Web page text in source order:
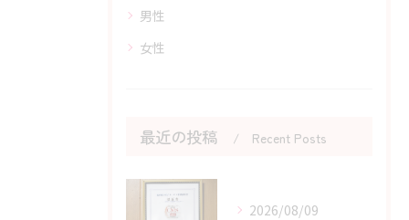
男性
女性
最近の投稿 Recent Posts
2026/08/09